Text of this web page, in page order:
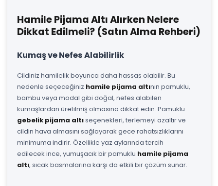
Hamile Pijama Altı Alırken Nelere
Dikkat Edilmeli? (Satın Alma Rehberi)
Kumaş ve Nefes Alabilirlik
Cildiniz hamilelik boyunca daha hassas olabilir. Bu
nedenle seçeceğiniz hamile pijama altının pamuklu,
bambu veya modal gibi doğal, nefes alabilen
kumaşlardan üretilmiş olmasına dikkat edin. Pamuklu
gebelik pijama altıseçenekleri, terlemeyi azaltır ve
cildin hava almasını sağlayarak gece rahatsızlıklarını
minimuma indirir. Özellikle yaz aylarında tercih
edilecek ince, yumuşacık bir pamuklu hamile pijama
altı, sıcak basmalarına karşı da etkili bir çözüm sunar.